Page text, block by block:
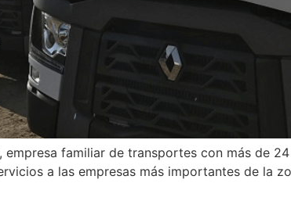
familiar de transportes con más de
a las empresas más importantes de la